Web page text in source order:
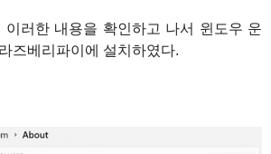
이러한 내용을 확인하고 나서 윈도우 운
즈베리파이에 설치하였다.